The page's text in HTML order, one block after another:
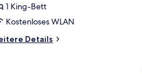
1 King-Bett
Kostenloses WLAN
Details